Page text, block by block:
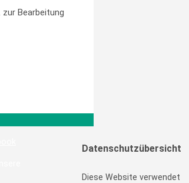
Bearbeitung
Datenschutzübersicht
Diese Website verwendet